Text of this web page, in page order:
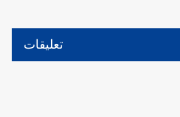
تعليقات